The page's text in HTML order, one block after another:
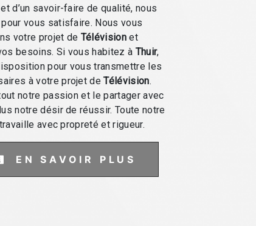
d’un savoir-faire de qualité, nous
vous satisfaire. Nous vous
votre projet de Télévision et
besoins. Si vous habitez à Thuir,
pour vous transmettre les
à votre projet deTélévision.
notre passion et le partager avec
notre désir de réussir. Toute notre
avec propreté et rigueur.
EN SAVOIR PLUS